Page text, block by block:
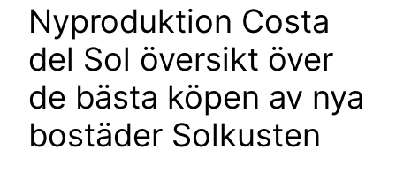
Nyproduktion Costa
del Sol översikt över
de bästa köpen av nya
bostäder Solkusten